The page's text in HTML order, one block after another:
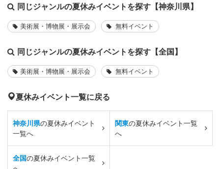
同じジャンルの夏休みイベントを探す【神奈川県】
美術展・博物展・展示会 無料イベント
同じジャンルの夏休みイベントを探す【全国】
美術展・博物展・展示会 無料イベント
夏休みイベント一覧に戻る
神奈川県の夏休みイベント
一覧へ
関東の夏休みイベント一覧
へ
全国の夏休みイベント一覧